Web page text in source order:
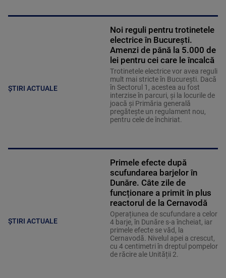
ȘTIRI ACTUALE
Noi reguli pentru trotinetele
electrice în București.
Amenzi de până la 5.000 de
lei pentru cei care le încalcă
Trotinetele electrice vor avea reguli
mult mai stricte în București. Dacă
în Sectorul 1, acestea au fost
interzise în parcuri, și la locurile de
joacă și Primăria generală
pregătește un regulament nou,
pentru cele de închiriat.
ȘTIRI ACTUALE
Primele efecte după
scufundarea barjelor în
Dunăre. Câte zile de
funcționare a primit în plus
reactorul de la Cernavodă
Operațiunea de scufundare a celor
4 barje, în Dunăre s-a încheiat, iar
primele efecte se văd, la
Cernavodă. Nivelul apei a crescut,
cu 4 centimetri în dreptul pompelor
de răcire ale Unității 2.